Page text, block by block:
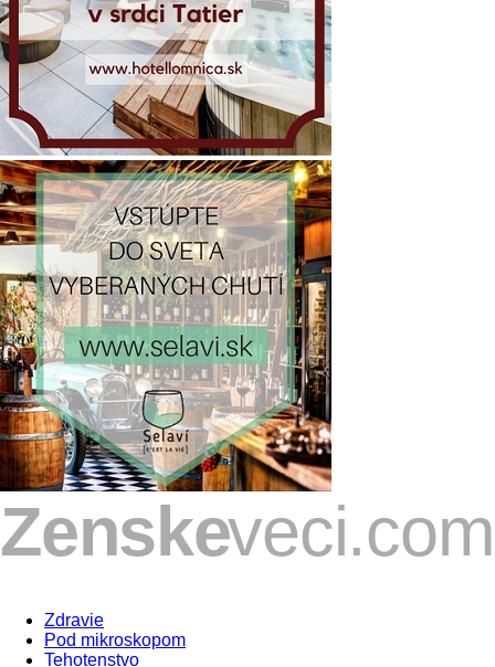
Zdravie
Pod mikroskopom
Tehotenstvo